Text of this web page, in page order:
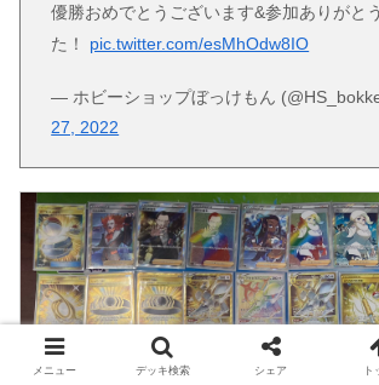
優勝おめでとうございます&参加ありがと
た！ pic.twitter.com/esMhOdw8IO
— ホビーショップぼっけもん
27, 2022
メニュー デッキ検索 シェア ト